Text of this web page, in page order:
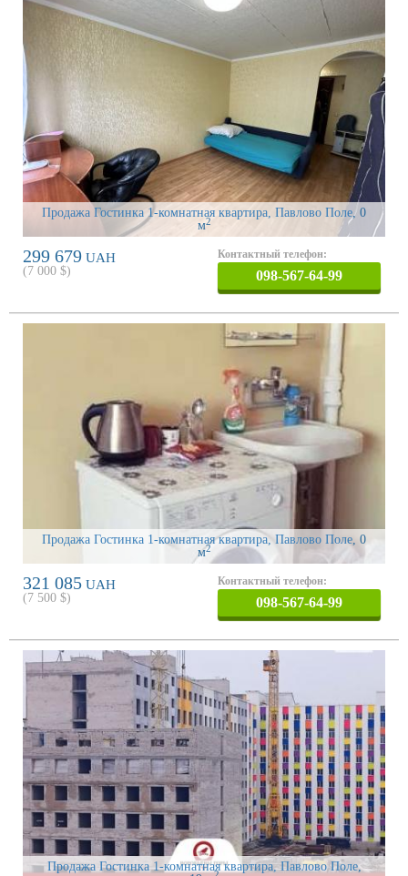
Продажа Гостинка 1-комнатная квартира, Павлово Поле, 0
м2
299 679 UAH
(7 000 $)
Контактный телефон:
098-567-64-99
Продажа Гостинка 1-комнатная квартира, Павлово Поле , 0
м2
321 085 UAH
(7 500 $)
Контактный телефон:
098-567-64-99
Продажа Гостинка 1-комнатная квартира, Павлово Поле,